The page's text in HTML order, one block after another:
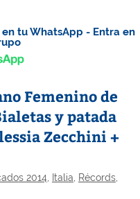
tu WhatsApp - Entra en
Femenino de
y patada
Zecchini +
2014 Italia Récords